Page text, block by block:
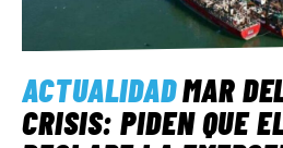
ACTUALIDADMAR
CRISIS: PIDEN QUE